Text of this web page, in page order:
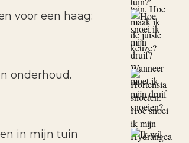
voor een haag:
onderhoud.
in mijn tuin